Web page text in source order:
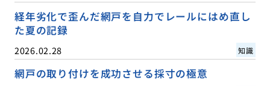
経年劣化で歪んだ網戸を自力でレールにはめ直し
た夏の記録
2026.02.28 知識
網戸の取り付けを成功させる採寸の極意